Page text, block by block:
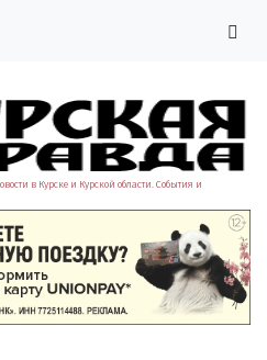
в Курске и Курской области. События и